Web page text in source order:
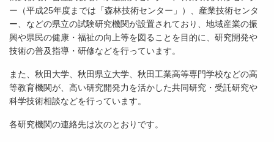
ー（平成25年度までは「森林技術センター」）、産業技術センタ
ー、などの県立の試験研究機関が設置されており、地域産業の振
興や県民の健康・福祉の向上等を図ることを目的に、研究開発や
技術の普及指導・研修などを行っています。
また、秋田大学、秋田県立大学、秋田工業高等専門学校などの高
等教育機関が、高い研究開発力を活かした共同研究・受託研究や
科学技術相談などを行っています。
各研究機関の連絡先は次のとおりです。